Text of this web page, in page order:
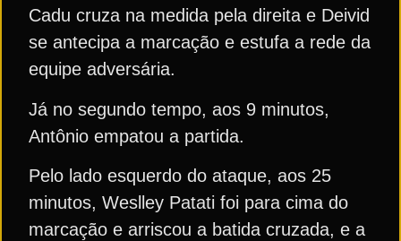
Cadu cruza na medida pela direita e Deivid
se antecipa a marcação e estufa a rede da
equipe adversária.
Já no segundo tempo, aos 9 minutos,
Antônio empatou a partida.
Pelo lado esquerdo do ataque, aos 25
minutos, Weslley Patati foi para cima do
marcação e arriscou a batida cruzada, e a